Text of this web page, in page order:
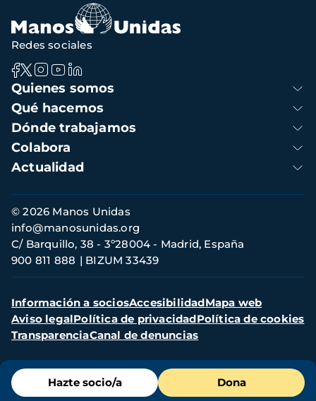
Menú
de
Hazte socio/a Dona
Navegación
principal
Quienes somos
Qué hacemos
Dónde trabajamos
Colabora
Actualidad
Redes sociales
Información
de
contacto
© 2026 Manos Unidas
C/ Barquillo, 38 - 3º28004 - Madrid, España
900 811 888
BIZUM 33439
info@manosunidas.org
Menú
secundario
Información a sociosAccesibilidadMapa web
Aviso legalPolítica de privacidadPolítica de cookies
TransparenciaCanal de denuncias